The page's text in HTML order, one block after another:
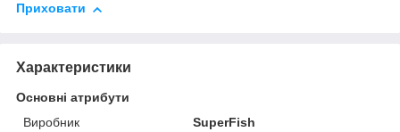
Приховати
Характеристики
Основні атрибути
Виробник
SuperFish